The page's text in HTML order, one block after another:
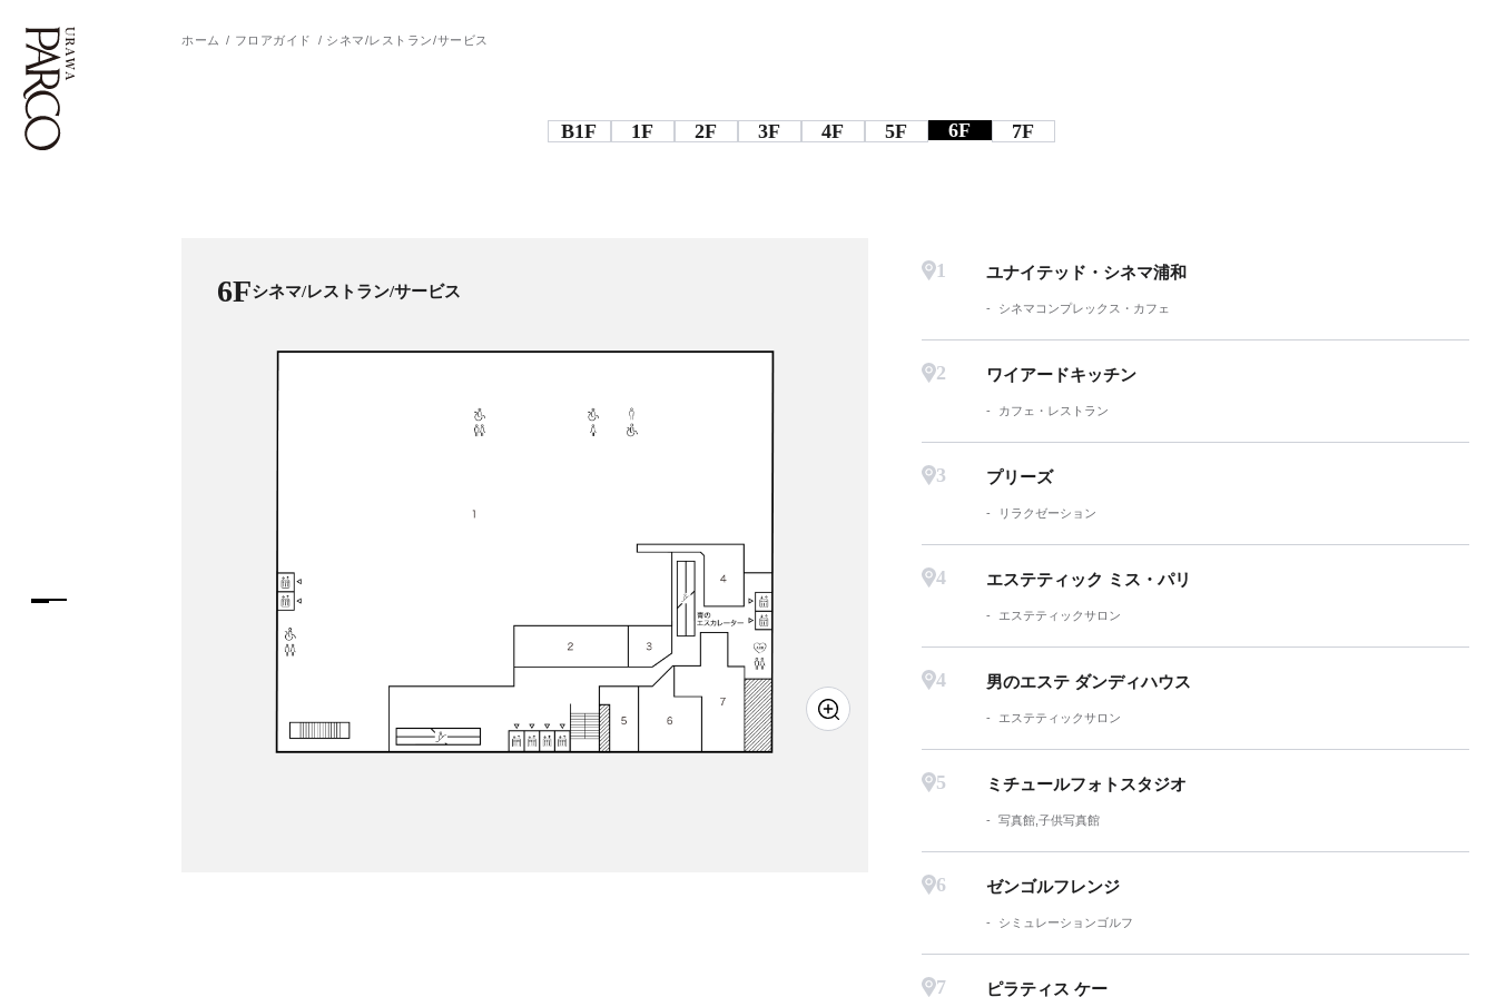
ホーム フロアガイド シネマ/レストラン/サービス
B1F 1F 2F 3F 4F 5F 6F 7F
6Fシネマ/レストラン/サービス
1 ユナイテッド・シネマ浦和
シネマコンプレックス・カフェ
2 ワイアードキッチン
カフェ・レストラン
3 プリーズ
リラクゼーション
4 エステティック ミス・パリ
エステティックサロン
4 男のエステ ダンディハウス
エステティックサロン
5 ミチュールフォトスタジオ
写真館,子供写真館
6 ゼンゴルフレンジ
シミュレーションゴルフ
7 ピラティス ケー